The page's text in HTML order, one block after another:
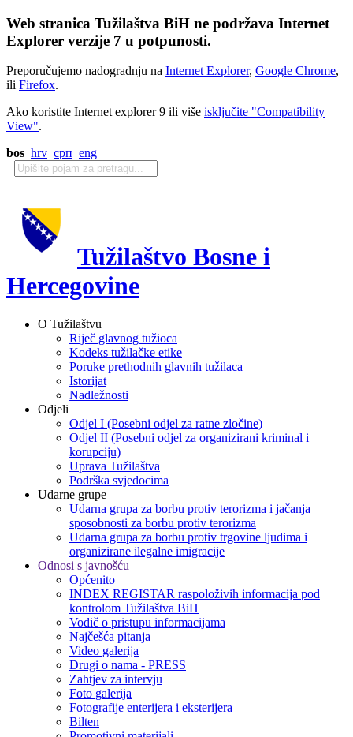
Web stranica Tužilaštva BiH ne podržava Internet
Explorer verzije 7 u potpunosti.
Preporučujemo nadogradnju na Internet Explorer, Google Chrome,
ili Firefox.
Ako koristite Internet explorer 9 ili više isključite "Compatibility
View".
bos hrv срп eng
Tužilaštvo Bosne i
Hercegovine
O Tužilaštvu
Riječ glavnog tužioca
Kodeks tužilačke etike
Poruke prethodnih glavnih tužilaca
Istorijat
Nadležnosti
Odjeli
Odjel I (Posebni odjel za ratne zločine)
Odjel II (Posebni odjel za organizirani kriminal i
korupciju)
Uprava Tužilaštva
Podrška svjedocima
Udarne grupe
Udarna grupa za borbu protiv terorizma i jačanja
sposobnosti za borbu protiv terorizma
Udarna grupa za borbu protiv trgovine ljudima i
organizirane ilegalne imigracije
Odnosi s javnošću
Općenito
INDEX REGISTAR raspoloživih informacija pod
kontrolom Tužilaštva BiH
Vodič o pristupu informacijama
Najčešća pitanja
Video galerija
Drugi o nama - PRESS
Zahtjev za intervju
Foto galerija
Fotografije enterijera i eksterijera
Bilten